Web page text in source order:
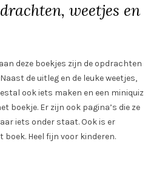
weetjes en
deze boekjes zijn de opdrachten
de uitleg en de leuke weetjes,
ook iets maken en een miniquiz
boekje. Er zijn ook pagina’s die ze
iets onder staat. Ook is er
boek. Heel fijn voor kinderen.